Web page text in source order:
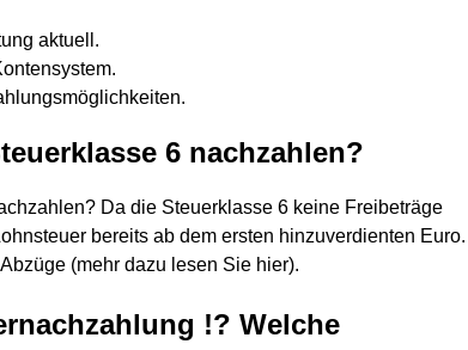
aktuell.
6 nachzahlen?
Da die Steuerklasse 6 keine Freibeträge
bereits ab dem ersten hinzuverdienten Euro.
(mehr dazu lesen Sie hier).
!? Welche